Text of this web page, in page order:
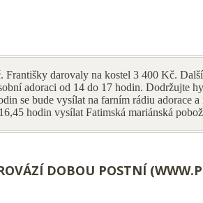
Františky darovaly na kostel 3 400 Kč.
adoraci od 14 do 17 hodin. Dodržujte
se bude vysílat na farním rádiu adorace a
hodin vysílat Fatimská mariánská
DOBOU POSTNÍ